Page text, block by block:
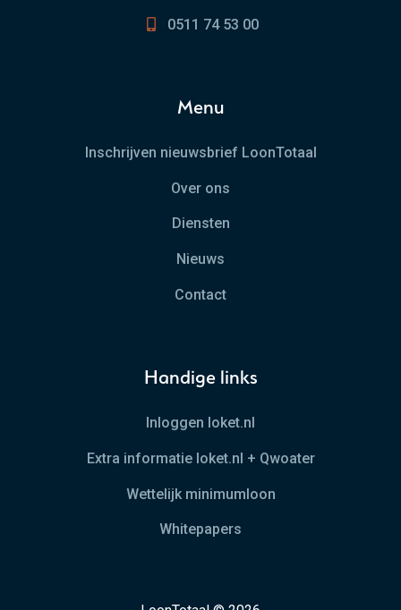
0511 74 53 00
Menu
Inschrijven nieuwsbrief LoonTotaal
Over ons
Diensten
Nieuws
Contact
Handige links
Inloggen loket.nl
Extra informatie loket.nl + Qwoater
Wettelijk minimumloon
Whitepapers